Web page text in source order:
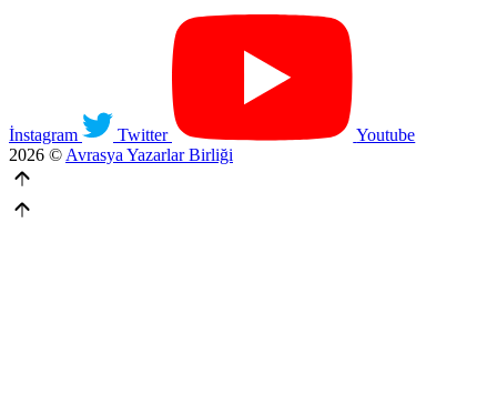
İnstagram Twitter
Youtube
2026 ©Avrasya Yazarlar Birliği